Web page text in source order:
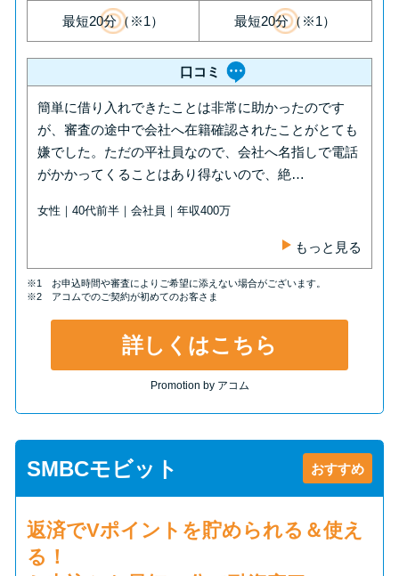
年収が低い＆他社借入があると
落ちる？バンクイックの口コミ
を分析
みずほ銀行カードローンの問い
せ方法
最短20分（※1） 最短20分（※1）
口コミ
簡単に借り入れできたことは非常に助かったのです
が、審査の途中で会社へ在籍確認されたことがとても
嫌でした。ただの平社員なので、会社へ名指しで電話
がかかってくることはあり得ないので、絶…
女性｜40代前半｜会社員｜年収400万
もっと見る
※1 お申込時間や審査によりご希望に添えない場合がございます。
※2 アコムでのご契約が初めてのお客さま
詳しくはこちら
Promotion by アコム
SMBCモビット おすすめ
返済でVポイント を貯められる＆使え
る！